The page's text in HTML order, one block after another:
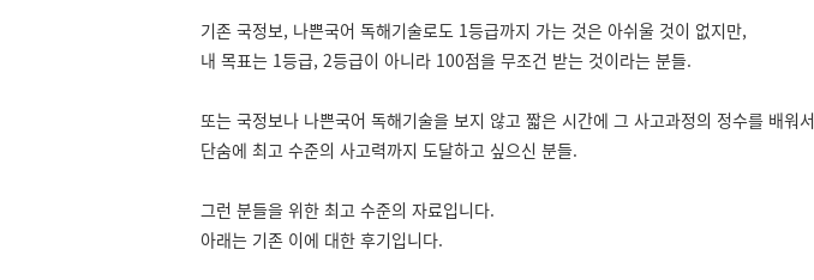
기존 국정보, 나쁜국어 독해기술로도 1등급까지 가는 것은 아쉬울 것이 없지만,
내 목표는 1등급, 2등급이 아니라 100점을 무조건 받는 것이라는 분들.
또는 국정보나 나쁜국어 독해기술을 보지 않고 짧은 시간에 그 사고과정의 정수를 배워서
단숨에 최고 수준의 사고력까지 도달하고 싶으신 분들.
그런 분들을 위한 최고 수준의 자료입니다.
아래는 기존 이에 대한 후기입니다.